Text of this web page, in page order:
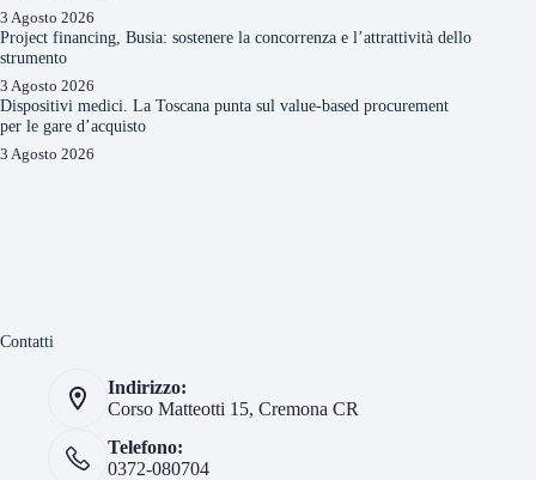
3 Agosto 2026
Project financing, Busia: sostenere la concorrenza e l’attrattività dello
strumento
3 Agosto 2026
Dispositivi medici. La Toscana punta sul value-based procurement
per le gare d’acquisto
3 Agosto 2026
Contatti
Indirizzo:
Corso Matteotti 15, Cremona CR
Telefono:
0372-080704